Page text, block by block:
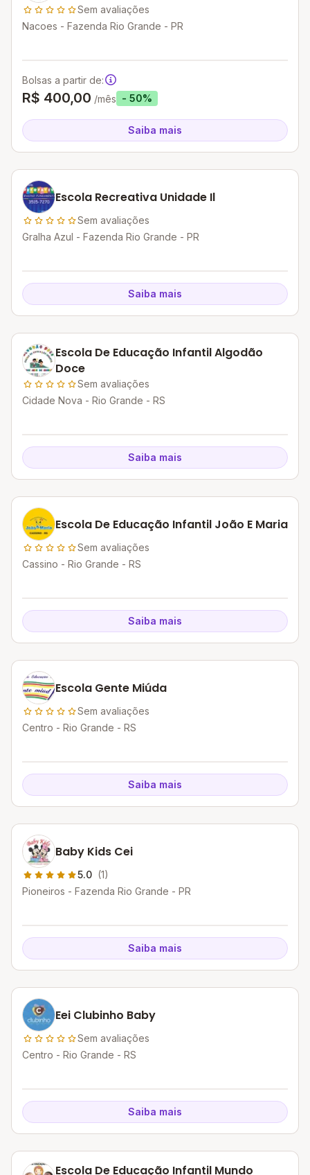
Sem avaliações
Nacoes - Fazenda Rio Grande - PR
Bolsas a partir de:
R$ 400,00 /mês - 50%
Saiba mais
Escola Recreativa Unidade Il
Sem avaliações
Gralha Azul - Fazenda Rio Grande - PR
Saiba mais
Escola De Educação Infantil Algodão
Doce
Sem avaliações
Cidade Nova - Rio Grande - RS
Saiba mais
Escola De Educação Infantil João E Maria
Sem avaliações
Cassino - Rio Grande - RS
Saiba mais
Escola Gente Miúda
Sem avaliações
Centro - Rio Grande - RS
Saiba mais
Baby Kids Cei
5.0 (1)
Pioneiros - Fazenda Rio Grande - PR
Saiba mais
Eei Clubinho Baby
Sem avaliações
Centro - Rio Grande - RS
Saiba mais
Escola De Educação Infantil Mundo